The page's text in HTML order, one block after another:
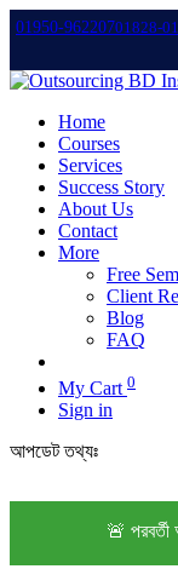
01950-96220701828-
Home
Courses
Services
Success Story
About Us
Contact
More
Free
Client
Blog
FAQ
My Cart 0
Sign in
আপডেট তথ্যঃ
🚨 পরবর্তী